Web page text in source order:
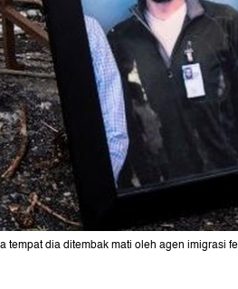
tempat dia ditembak mati oleh agen imigrasi